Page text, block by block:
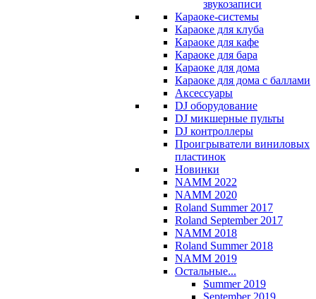
звукозаписи
Караоке-системы
Караоке для клуба
Караоке для кафе
Караоке для бара
Караоке для дома
Караоке для дома с баллами
Аксессуары
DJ оборудование
DJ микшерные пульты
DJ контроллеры
Проигрыватели виниловых
пластинок
Новинки
NAMM 2022
NAMM 2020
Roland Summer 2017
Roland September 2017
NAMM 2018
Roland Summer 2018
NAMM 2019
Остальные...
Summer 2019
September 2019